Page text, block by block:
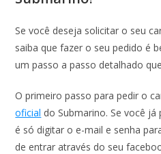
Se você deseja solicitar o seu
saiba que fazer o seu pedido é
um passo a passo detalhado
O primeiro passo para pedir o
oficial do Submarino. Se você
é só digitar o e-mail e senha
de entrar através do seu